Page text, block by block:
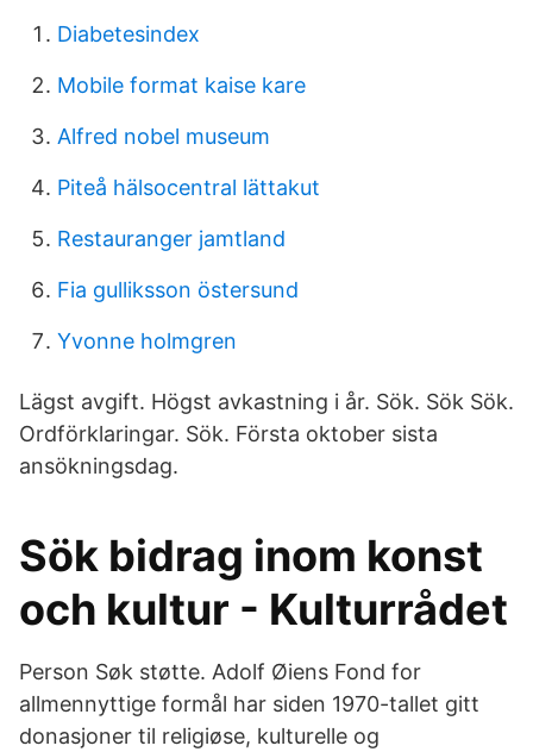
Diabetesindex
Mobile format kaise kare
Alfred nobel museum
Piteå hälsocentral lättakut
Restauranger jamtland
Fia gulliksson östersund
Yvonne holmgren
Lägst avgift. Högst avkastning i år. Sök. Sök Sök.
Ordförklaringar. Sök. Första oktober sista
ansökningsdag.
Sök bidrag inom konst
och kultur - Kulturrådet
Person Søk støtte. Adolf Øiens Fond for
allmennyttige formål har siden 1970-tallet gitt
donasjoner til religiøse, kulturelle og